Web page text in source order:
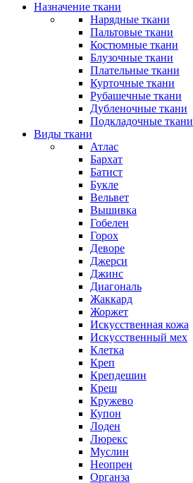
Назначение ткани
Нарядные ткани
Пальтовые ткани
Костюмные ткани
Блузочные ткани
Плательные ткани
Курточные ткани
Рубашечные ткани
Дубленочные ткани
Подкладочные ткани
Виды ткани
Атлас
Бархат
Батист
Букле
Вельвет
Вышивка
Гобелен
Горох
Деворе
Джерси
Джинс
Диагональ
Жаккард
Жоржет
Искусственная кожа
Искусственный мех
Клетка
Креп
Крепдешин
Креш
Кружево
Купон
Лоден
Люрекс
Муслин
Неопрен
Органза